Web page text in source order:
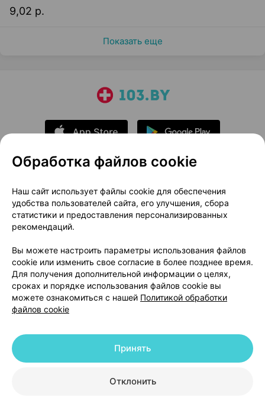
9,02 р.
Показать еще
О проекте
Новости проекта
Размещение рекламы
Медицинский маркетинг
Публичный договор
Доставка
Способы оплаты
Вакансии
Партнеры
Написать руководителю 103.by
Написать в поддержку
Персональные настройки Cookie
© 2026 ООО «Артокс Лаб», УНП 191700409 | 220012, Республика Беларусь,
+375 291212755
Обработка файлов cookie
Наш сайт использует файлы cookie для обеспечения
удобства пользователей сайта, его улучшения, сбора
статистики и предоставления персонализированных
рекомендаций.
Вы можете настроить параметры использования файлов
cookie или изменить свое согласие в более позднее время.
Для получения дополнительной информации о целях,
сроках и порядке использования файлов cookie вы
можете ознакомиться с нашей Политикой обработки
файлов cookie
Отклонить
Принять